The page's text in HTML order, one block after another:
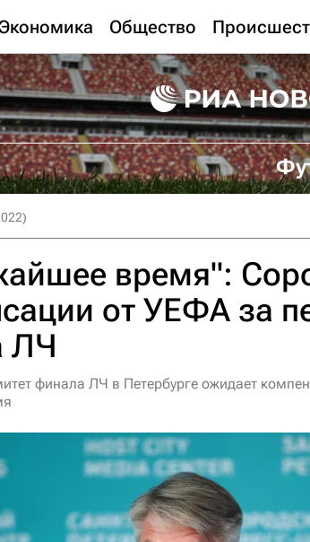
Общество
время":
от УЕФА за
ЛЧ
финала ЛЧ в Петербурге ожидает